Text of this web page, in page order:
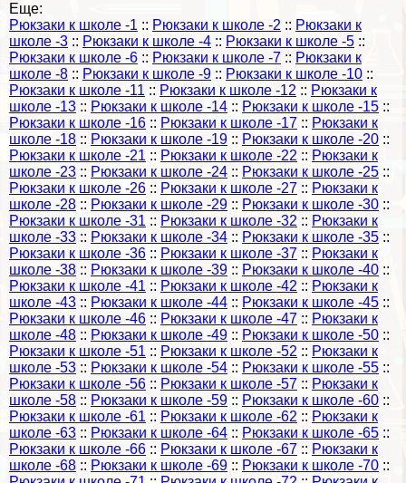
Еще:
Рюкзаки к школе -1 :: Рюкзаки к школе -2 :: Рюкзаки к
школе -3 :: Рюкзаки к школе -4 :: Рюкзаки к школе -5 ::
Рюкзаки к школе -6 :: Рюкзаки к школе -7 :: Рюкзаки к
школе -8 :: Рюкзаки к школе -9 :: Рюкзаки к школе -10 ::
Рюкзаки к школе -11 :: Рюкзаки к школе -12 :: Рюкзаки к
школе -13 :: Рюкзаки к школе -14 :: Рюкзаки к школе -15 ::
Рюкзаки к школе -16 :: Рюкзаки к школе -17 :: Рюкзаки к
школе -18 :: Рюкзаки к школе -19 :: Рюкзаки к школе -20 ::
Рюкзаки к школе -21 :: Рюкзаки к школе -22 :: Рюкзаки к
школе -23 :: Рюкзаки к школе -24 :: Рюкзаки к школе -25 ::
Рюкзаки к школе -26 :: Рюкзаки к школе -27 :: Рюкзаки к
школе -28 :: Рюкзаки к школе -29 :: Рюкзаки к школе -30 ::
Рюкзаки к школе -31 :: Рюкзаки к школе -32 :: Рюкзаки к
школе -33 :: Рюкзаки к школе -34 :: Рюкзаки к школе -35 ::
Рюкзаки к школе -36 :: Рюкзаки к школе -37 :: Рюкзаки к
школе -38 :: Рюкзаки к школе -39 :: Рюкзаки к школе -40 ::
Рюкзаки к школе -41 :: Рюкзаки к школе -42 :: Рюкзаки к
школе -43 :: Рюкзаки к школе -44 :: Рюкзаки к школе -45 ::
Рюкзаки к школе -46 :: Рюкзаки к школе -47 :: Рюкзаки к
школе -48 :: Рюкзаки к школе -49 :: Рюкзаки к школе -50 ::
Рюкзаки к школе -51 :: Рюкзаки к школе -52 :: Рюкзаки к
школе -53 :: Рюкзаки к школе -54 :: Рюкзаки к школе -55 ::
Рюкзаки к школе -56 :: Рюкзаки к школе -57 :: Рюкзаки к
школе -58 :: Рюкзаки к школе -59 :: Рюкзаки к школе -60 ::
Рюкзаки к школе -61 :: Рюкзаки к школе -62 :: Рюкзаки к
школе -63 :: Рюкзаки к школе -64 :: Рюкзаки к школе -65 ::
Рюкзаки к школе -66 :: Рюкзаки к школе -67 :: Рюкзаки к
школе -68 :: Рюкзаки к школе -69 :: Рюкзаки к школе -70 ::